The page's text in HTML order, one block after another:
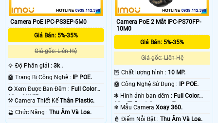
Camera PoE IPC-PS3EP-5M0
Giá Bán: 5%-35%
Giá gốc: Liên Hệ
🔆 Độ Phân giải : 3k .
🤖️ Trang Bị Công Nghệ :
IP POE.
✪ Xem Được Ban Đêm : Full Color
30m ONVIF.
⚒ Camera Thiết Kế Thân Plastic.
️🔮 Chức Năng : Thu Âm Và Loa.
Camera PoE 2 Mắt IPC-PS70FP-
10M0
Giá Bán: 5%-35%
Giá gốc: Liên Hệ
🦉 Chất lượng hình : 10 MP.
🤖️ Công Nghệ Sử Dụng :
IP POE.
❃ Hình ảnh ban đêm : Full Color
30m Thêm 1 Camera IP.
❄ Mẫu CameraXoay 360.
️👮 Điểm Nỗi Bật :Thu Âm Và Loa.